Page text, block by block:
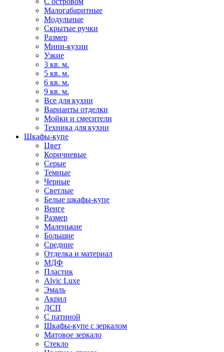
Малогабаритные
Модульные
Скрытые ручки
Размер
Мини-кухни
Узкие
3 кв. м.
5 кв. м.
6 кв. м.
9 кв. м.
Все для кухни
Варианты отделки
Мойки и смесители
Техника для кухни
Шкафы-купе
Цвет
Коричневые
Серые
Темные
Черные
Светлые
Белые шкафы-купе
Венге
Размер
Маленькие
Большие
Средние
Отделка и материал
МДФ
Пластик
Alvic Luxe
Эмаль
Акрил
ДСП
С патиной
Шкафы-купе с зеркалом
Матовое зеркало
Стекло